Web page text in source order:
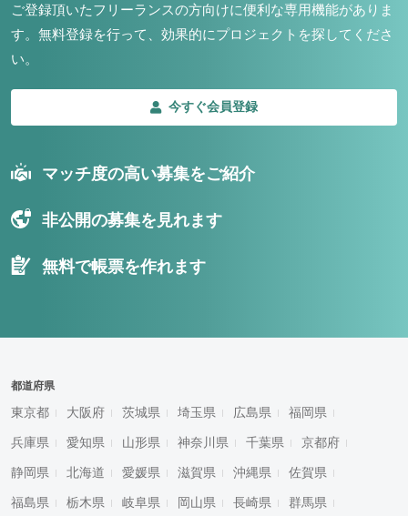
ご登録頂いたフリーランスの方向けに便利な専用機能がありま
す。 無料登録を行って、効果的にプロジェクトを探してくださ
い。
今すぐ会員登録
マッチ度の高い募集をご紹介
非公開の募集を見れます
無料で帳票を作れます
都道府県
東京都 大阪府 茨城県 埼玉県 広島県 福岡県
兵庫県 愛知県 山形県 神奈川県 千葉県 京都府
静岡県 北海道 愛媛県 滋賀県 沖縄県 佐賀県
福島県 栃木県 岐阜県 岡山県 長崎県 群馬県